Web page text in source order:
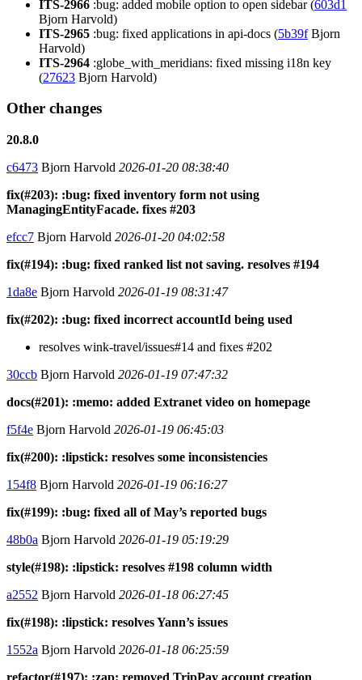
ITS-2966 :bug: added mobile option to open sidebar (603d1
Bjorn Harvold)
ITS-2965 :bug: fixed applications in api-docs (5b39fBjorn
Harvold)
ITS-2964 :globe_with_meridians: fixed missing i18n key
(27623 Bjorn Harvold)
Other changes
20.8.0
c6473 Bjorn Harvold 2026-01-20 08:38:40
fix(#203): :bug: fixed inventory form not using
ManagingEntityFacade. fixes #203
efcc7 Bjorn Harvold 2026-01-20 04:02:58
fix(#194): :bug: fixed ranked list not saving. resolves #194
1da8e Bjorn Harvold 2026-01-19 08:31:47
fix(#202): :bug: fixed incorrect accountId being used
resolves wink-travel/issues#14 and fixes #202
30ccb Bjorn Harvold 2026-01-19 07:47:32
docs(#201): :memo: added Extranet video on homepage
f5f4e Bjorn Harvold 2026-01-19 06:45:03
fix(#200): :lipstick: resolves some inconsistencies
154f8 Bjorn Harvold 2026-01-19 06:16:27
fix(#199): :bug: fixed all of May’s reported bugs
48b0a Bjorn Harvold 2026-01-19 05:19:29
style(#198): :lipstick: resolves #198 column width
a2552 Bjorn Harvold 2026-01-18 06:27:45
fix(#198): :lipstick: resolves Yann’s issues
1552a Bjorn Harvold 2026-01-18 06:25:59